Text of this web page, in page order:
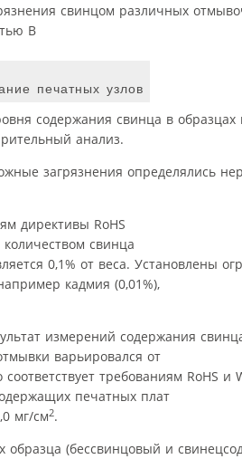
свинцом различных
B
печатных узлов
содержания свинца в
анализ.
загрязнения определялись
директивы RoHS
свинца
0,1% от веса. Установлены
кадмия (0,01%),
измерений содержания
варьировался от
соответствует требованиям RoHS и
печатных плат
мг/см2.
образца (бессвинцовый и